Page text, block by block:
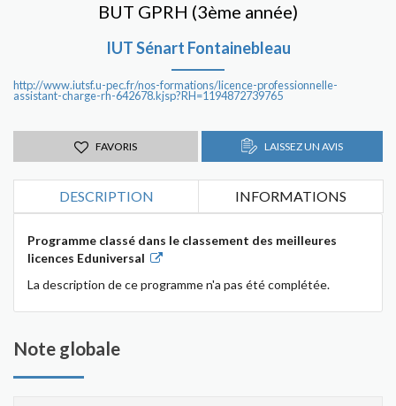
BUT GPRH (3ème année)
IUT Sénart Fontainebleau
http://www.iutsf.u-pec.fr/nos-formations/licence-professionnelle-
assistant-charge-rh-642678.kjsp?RH=1194872739765
FAVORIS LAISSEZ UN AVIS
DESCRIPTION INFORMATIONS
Programme classé dans le classement des meilleures
licences Eduniversal
La description de ce programme n'a pas été complétée.
Note globale